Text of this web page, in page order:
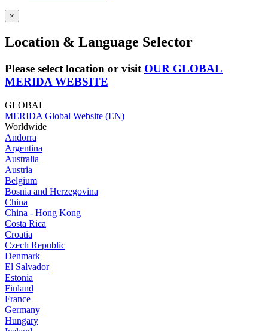
×
Location & Language Selector
Please select location or visit OUR GLOBAL
MERIDA WEBSITE
GLOBAL
MERIDA Global Website (EN)
Worldwide
Andorra
Argentina
Australia
Austria
Belgium
Bosnia and Herzegovina
China
China - Hong Kong
Costa Rica
Croatia
Czech Republic
Denmark
El Salvador
Estonia
Finland
France
Germany
Hungary